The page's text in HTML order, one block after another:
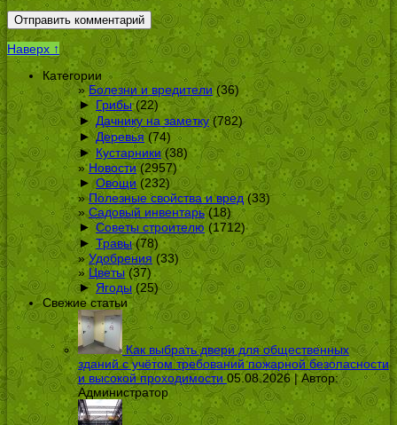
Наверх ↑
Категории
Болезни и вредители(36)
► Грибы(22)
► Дачнику на заметку(782)
► Деревья(74)
► Кустарники(38)
Новости(2957)
► Овощи(232)
Полезные свойства и вред (33)
Садовый инвентарь(18)
► Советы строителю (1712)
► Травы(78)
Удобрения (33)
Цветы(37)
► Ягоды (25)
Свежие статьи
Как выбрать двери для общественных
зданий с учётом требований пожарной безопасности
и высокой проходимости 05.08.2026 | Автор:
Администратор